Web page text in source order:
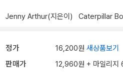
Jenny Arthur(지은이) Caterpillar
정가 16,200원 새상품보기
판매가 12,960원 + 마일리지